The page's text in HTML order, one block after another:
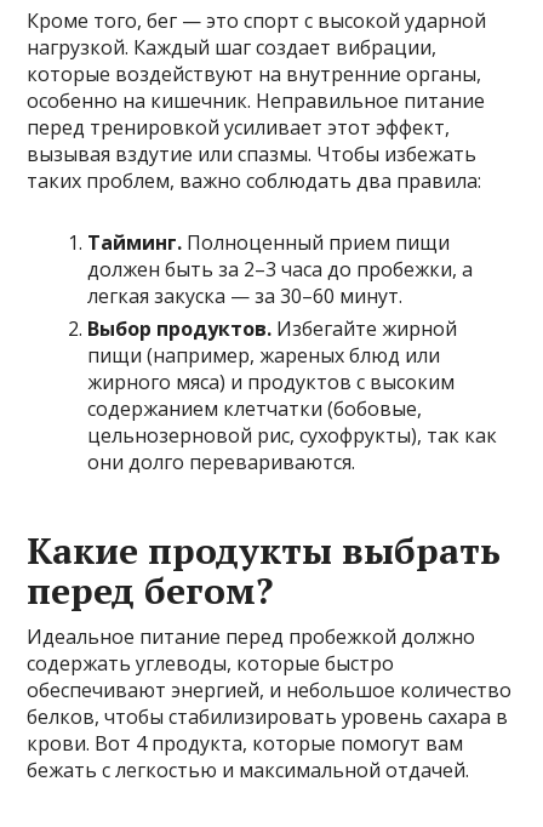
Кроме того, бег — это спорт с высокой ударной
нагрузкой. Каждый шаг создает вибрации,
которые воздействуют на внутренние органы,
особенно на кишечник. Неправильное питание
перед тренировкой усиливает этот эффект,
вызывая вздутие или спазмы. Чтобы избежать
таких проблем, важно соблюдать два правила:
Тайминг. Полноценный прием пищи
должен быть за 2–3 часа до пробежки, а
легкая закуска — за 30–60 минут.
Выбор продуктов. Избегайте жирной
пищи (например, жареных блюд или
жирного мяса) и продуктов с высоким
содержанием клетчатки (бобовые,
цельнозерновой рис, сухофрукты), так как
они долго перевариваются.
Какие продукты выбрать
перед бегом?
Идеальное питание перед пробежкой должно
содержать углеводы, которые быстро
обеспечивают энергией, и небольшое количество
белков, чтобы стабилизировать уровень сахара в
крови. Вот 4 продукта, которые помогут вам
бежать с легкостью и максимальной отдачей.